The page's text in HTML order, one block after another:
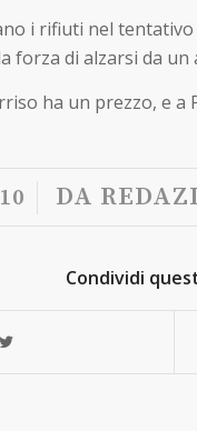
i rifiuti nel
forza di alzarsi da
ha un prezzo, e a
DA
Condividi